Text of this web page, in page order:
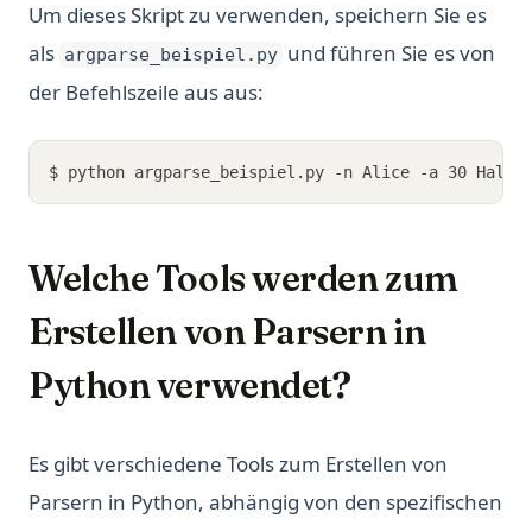
Um dieses Skript zu verwenden, speichern Sie es
als argparse_beispiel.py und führen Sie es von
der Befehlszeile aus aus:
$ python argparse_beispiel.py -n Alice -a 30
Welche Tools werden zum
Erstellen von Parsern in
Python verwendet?
Es gibt verschiedene Tools zum Erstellen von
Parsern in Python, abhängig von den spezifischen